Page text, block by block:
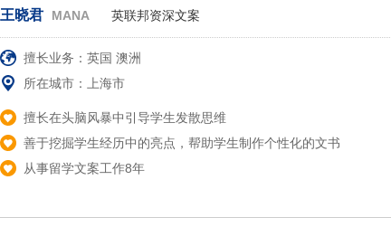
王晓君 MANA 英联邦资深文案
擅长业务：英国 澳洲
所在城市：上海市
擅长在头脑风暴中引导学生发散思维
善于挖掘学生经历中的亮点，帮助学生制作个性化的文书
从事留学文案工作8年